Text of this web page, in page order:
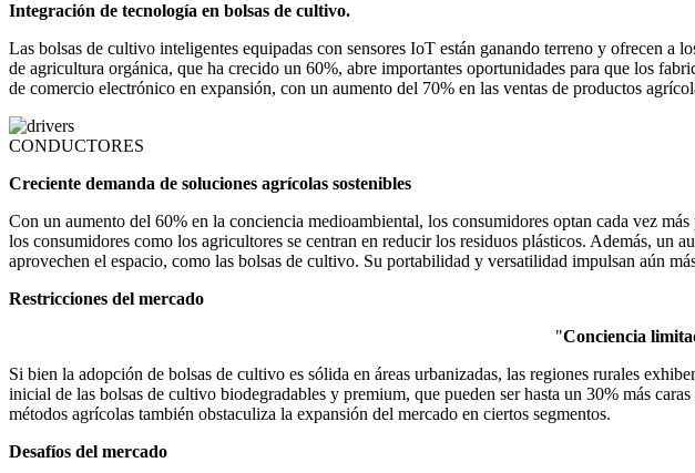
Integración de tecnología en bolsas de cultivo.
Las bolsas de cultivo inteligentes equipadas con sensores IoT están ganando terreno y ofrecen
de agricultura orgánica, que ha crecido un 60%, abre importantes oportunidades para que los
de comercio electrónico en expansión, con un aumento del 70% en las ventas de productos
CONDUCTORES
Creciente demanda de soluciones agrícolas sostenibles
Con un aumento del 60% en la conciencia medioambiental, los consumidores optan cada vez
los consumidores como los agricultores se centran en reducir los residuos plásticos. Además, un
aprovechen el espacio, como las bolsas de cultivo. Su portabilidad y versatilidad impulsan aún
Restricciones del mercado
"Conciencia
Si bien la adopción de bolsas de cultivo es sólida en áreas urbanizadas, las regiones rurales
inicial de las bolsas de cultivo biodegradables y premium, que pueden ser hasta un 30% más
métodos agrícolas también obstaculiza la expansión del mercado en ciertos segmentos.
Desafíos del mercado